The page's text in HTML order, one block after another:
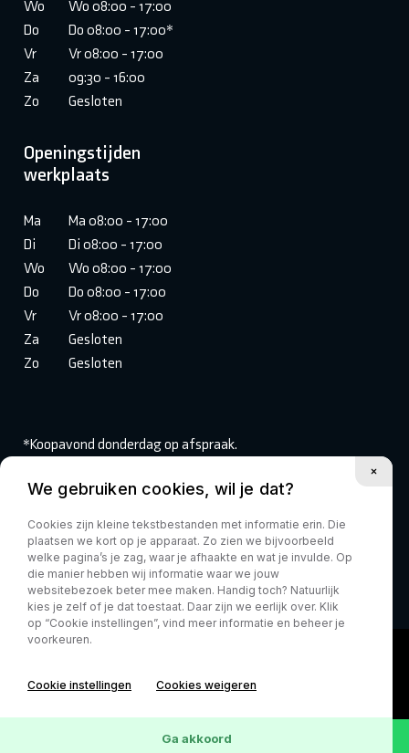
Wo
Wo 08:00 - 17:00
Do
Do 08:00 - 17:00*
Vr
Vr 08:00 - 17:00
Za
09:30 - 16:00
Zo
Gesloten
Openingstijden
werkplaats
Ma
Ma 08:00 - 17:00
Di
Di 08:00 - 17:00
Wo
Wo 08:00 - 17:00
Do
Do 08:00 - 17:00
Vr
Vr 08:00 - 17:00
Za
Gesloten
Zo
Gesloten
*Koopavond donderdag op afspraak.
Volg ons:
We gebruiken cookies, wil je dat?
Cookies zijn kleine tekstbestanden met informatie erin. Die
plaatsen we kort op je apparaat. Zo zien we bijvoorbeeld
welke pagina’s je zag, waar je afhaakte en wat je invulde. Op
die manier hebben wij informatie waar we jouw
websitebezoek beter mee maken. Handig toch? Natuurlijk
kies je zelf of je dat toestaat. Daar zijn we eerlijk over. Klik
op “Cookie instellingen”, vind meer informatie en beheer je
voorkeuren.
Cookie instellingen Cookies weigeren
Ga akkoord